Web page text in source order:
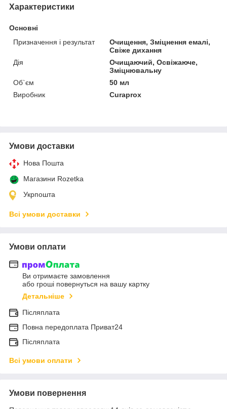
Характеристики
Основні
Призначення і результат
Очищення, Зміцнення емалі,
Свіже дихання
Дія
Очищаючий, Освіжаюче,
Зміцнювальну
Об`єм
50 мл
Виробник
Curaprox
Умови доставки
Нова Пошта
Магазини Rozetka
Укрпошта
Всі умови доставки
Умови оплати
Ви отримаєте замовлення
або гроші повернуться на вашу картку
Детальніше
Післяплата
Повна передоплата Приват24
Післяплата
Всі умови оплати
Умови повернення